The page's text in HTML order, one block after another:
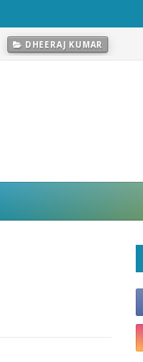
DHEERAJ KUMAR